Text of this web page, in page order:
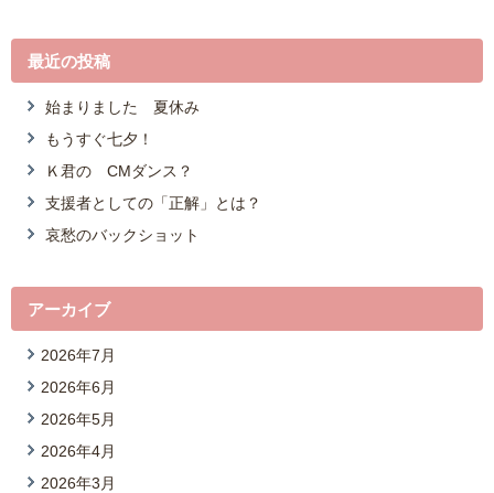
最近の投稿
始まりました 夏休み
もうすぐ七夕！
Ｋ君の CMダンス？
支援者としての「正解」とは？
哀愁のバックショット
アーカイブ
2026年7月
2026年6月
2026年5月
2026年4月
2026年3月